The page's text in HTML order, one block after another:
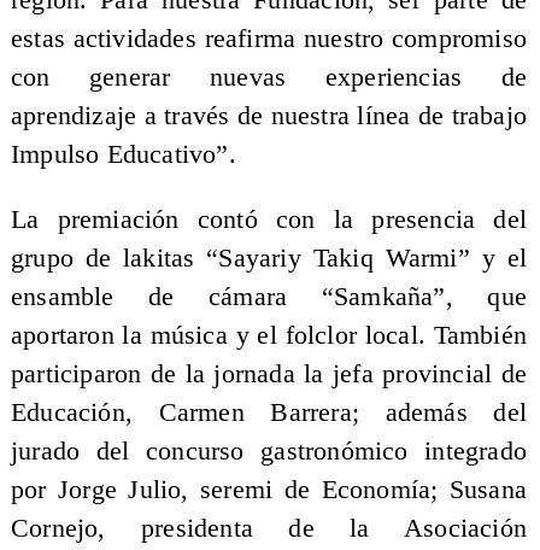
estas actividades reafirma nuestro compromiso
con generar nuevas experiencias de
aprendizaje a través de nuestra línea de trabajo
Impulso Educativo”.
La premiación contó con la presencia del
grupo de lakitas “Sayariy Takiq Warmi” y el
ensamble de cámara “Samkaña”, que
aportaron la música y el folclor local. También
participaron de la jornada la jefa provincial de
Educación, Carmen Barrera; además del
jurado del concurso gastronómico integrado
por Jorge Julio, seremi de Economía; Susana
Cornejo, presidenta de la Asociación